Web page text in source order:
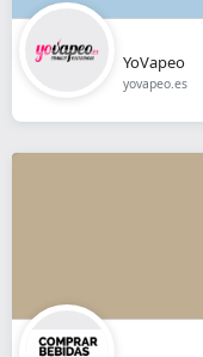
YoVapeo
yovapeo.es